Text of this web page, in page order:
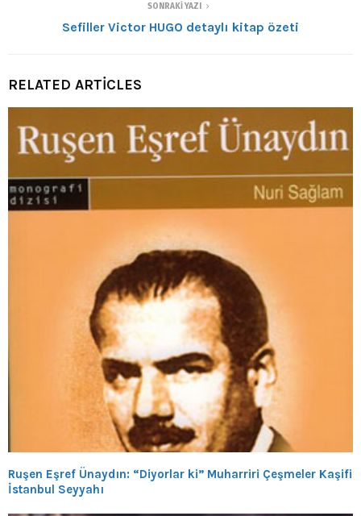
SONRAKI YAZI
Sefiller Victor HUGO detaylı kitap özeti
RELATED ARTICLES
Ruşen Eşref Ünaydın: “Diyorlar ki” Muharriri Çeşmeler Kaşifi
İstanbul Seyyahı